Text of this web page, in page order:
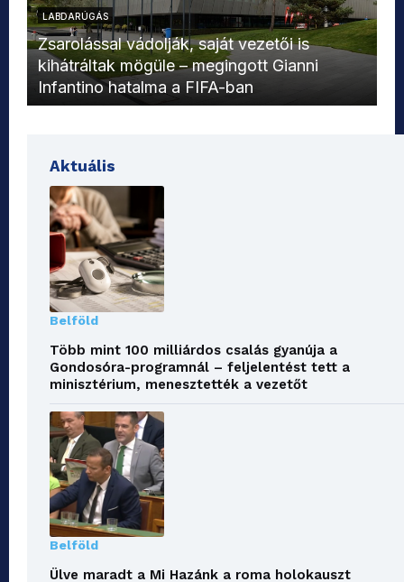
LABDARÚGÁS
Zsarolással vádolják, saját vezetői is
kihátráltak mögüle – megingott Gianni
Infantino hatalma a FIFA-ban
Aktuális
Belföld
Több mint 100 milliárdos csalás gyanúja a
Gondosóra-programnál – feljelentést tett a
minisztérium, menesztették a vezetőt
Belföld
Ülve maradt a Mi Hazánk a roma holokauszt